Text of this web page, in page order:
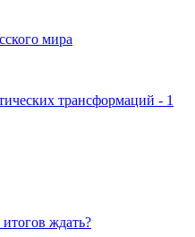
мира
трансформаций - 1
ждать?